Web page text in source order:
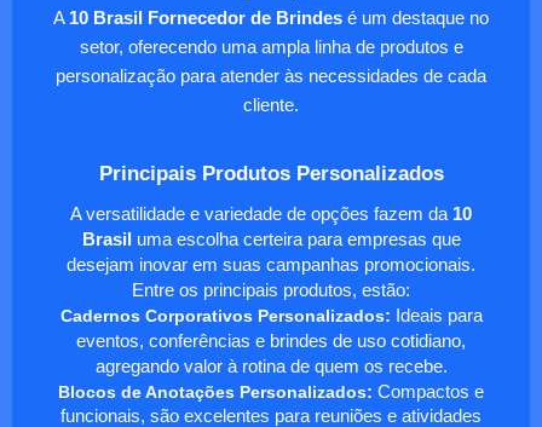
A 10 Brasil Fornecedor de Brindes é um destaque no
setor, oferecendo uma ampla linha de produtos e
personalização para atender às necessidades de cada
cliente.
Principais Produtos Personalizados
A versatilidade e variedade de opções fazem da 10
Brasil uma escolha certeira para empresas que
desejam inovar em suas campanhas promocionais.
Entre os principais produtos, estão:
Cadernos Corporativos Personalizados: Ideais para
eventos, conferências e brindes de uso cotidiano,
agregando valor à rotina de quem os recebe.
Blocos de Anotações Personalizados: Compactos e
funcionais, são excelentes para reuniões e atividades